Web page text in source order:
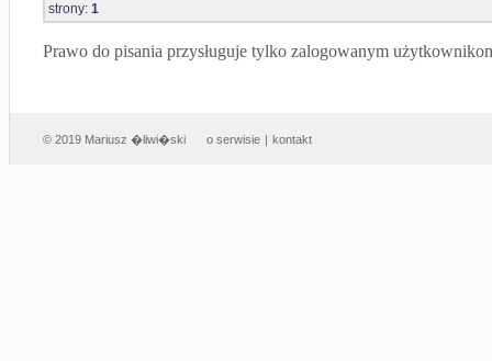
strony: 1
Prawo do pisania przysługuje tylko zalogowanym
© 2019 Mariusz �liwi�ski o serwisie | kontakt